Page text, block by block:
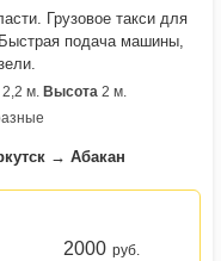
Грузовое такси для
подача машины,
2,2 м. Высота 2 м.
→ Абакан
2000 руб.